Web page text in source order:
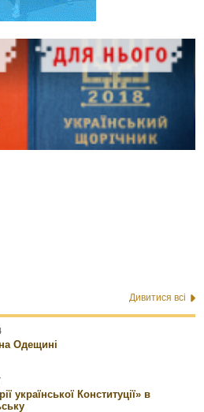
Дивитися всі
Одещині
української Конституції» в